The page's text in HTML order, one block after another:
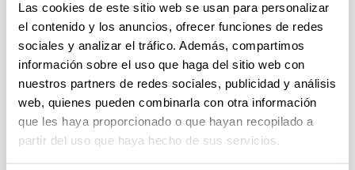
Las cookies de este sitio web se usan para personalizar
el contenido y los anuncios, ofrecer funciones de redes
sociales y analizar el tráfico. Además, compartimos
información sobre el uso que haga del sitio web con
nuestros partners de redes sociales, publicidad y análisis
web, quienes pueden combinarla con otra información
que les haya proporcionado o que hayan recopilado a
partir del uso que haya hecho de sus servicios.
"El Nuevo Oeste Americano: Literatura, cine y
trasvases artísticos en un espacio transfronterizo y
multicultural"Proyecto de Investigación Fundamental
No Orientada (Ministerio de Ciencia e Innovación):
FFI2014-52738-P 2015-2017
"La literatura del oeste de los de los EE.UU. en el
siglo XXI: ¿un territorio sin fronteras?"Proyecto de
Investigación Fundamental No Orientada (Ministerio de
Ciencia e Innovación): FFI2011-23598. 2011-2014